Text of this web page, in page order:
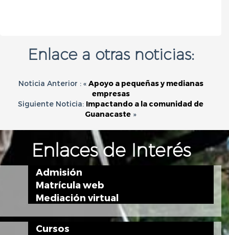
Enlace a otras noticias:
Noticia Anterior : « Apoyo a pequeñas y medianas
empresas
Siguiente Noticia: Impactando a la comunidad de
Guanacaste »
Enlaces de Interés
Admisión
Matrícula web
Mediación virtual
Cursos